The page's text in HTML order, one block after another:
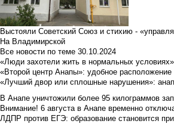
Выстояли Советский Союз и стихию -
На Владимирской
Все новости по теме 30.10.2024
«Люди захотели жить в нормальных
«Второй центр Анапы»: удобное
«Лучший двор или сплошные нарушения»:
В Анапе уничтожили более 95 килограммов
Внимание! 6 августа в Анапе временно
ЛДПР против ЕГЭ: образование становится